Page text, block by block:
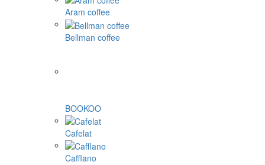
Aram coffee
Bellman coffee
BOOKOO
Cafelat
Cafflano